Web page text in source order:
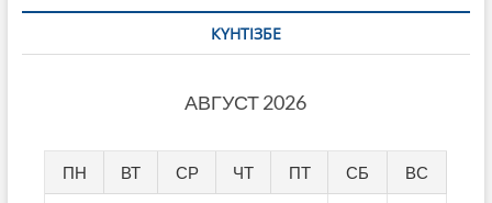
КҮНТІЗБЕ
АВГУСТ 2026
ПН ВТ СР ЧТ ПТ СБ ВС